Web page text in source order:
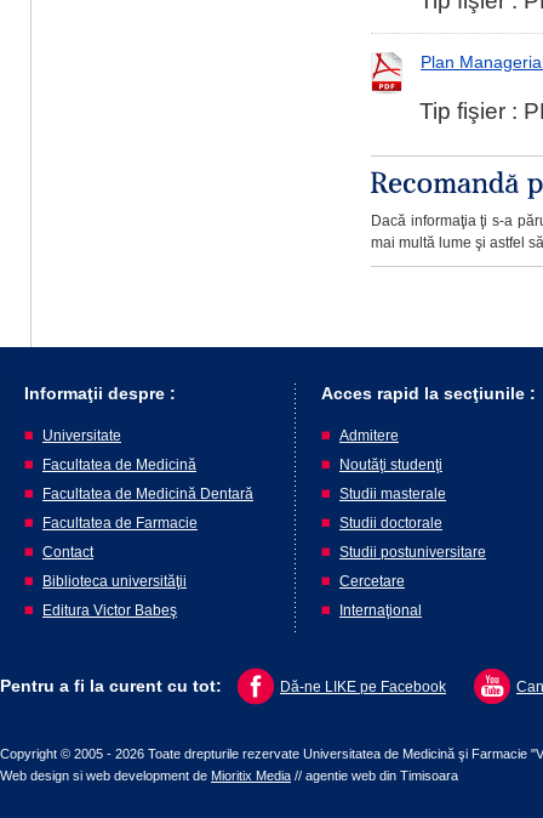
Plan
Tip fişier :
Dacă informaţia ţi s-a
mai multă lume şi astfel
Informaţii despre :
Universitate
Facultatea de Medicină
Facultatea de Medicină Dentară
Facultatea de Farmacie
Contact
Biblioteca universităţii
Editura Victor Babeş
Acces rapid la secţiunile :
Admitere
Noutăţi studenţi
Studii masterale
Studii doctorale
Studii postuniversitare
Cercetare
Internaţional
Pentru a fi la curent cu tot: Dă-ne LIKE pe Facebook
Copyright © 2005 - 2026 Toate drepturile rezervate Universitatea de Medicină şi Farmacie
Web design si web development de Mioritix Media // agentie web din Timisoara